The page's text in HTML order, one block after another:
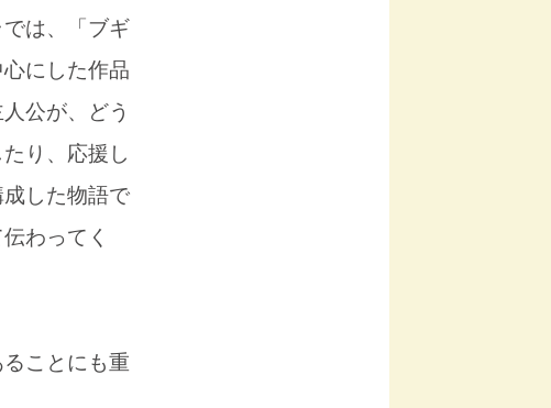
は、「ブギ
にした作品
公が、どう
り、応援し
した物語で
わってく
ことにも重